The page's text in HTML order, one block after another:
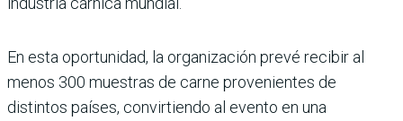
En esta oportunidad, la organización prevé recibir al
menos 300 muestras de carne provenientes de
distintos países, convirtiendo al evento en una